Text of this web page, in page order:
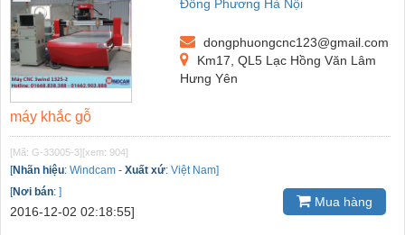
Đông Phương Hà Nội
dongphuongcnc123@gmail.com
Km17, QL5 Lạc Hồng Văn Lâm
Hưng Yên
máy khắc gỗ
[Mã: G-33005-3] [xem: 904]
[Nhãn hiệu: Windcam - Xuất xứ: Việt Nam]
[Nơi bán: ]
2016-12-02 02:18:55]
Mua hàng